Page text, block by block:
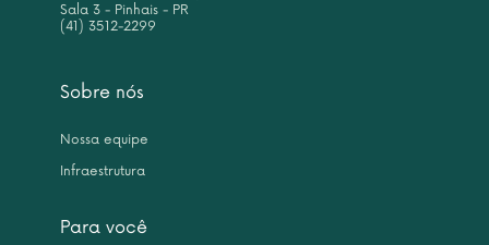
Sobre nós
Nossa equipe
Infraestrutura
Para você
Sala 3 - Pinhais - PR
(41) 3512-2299